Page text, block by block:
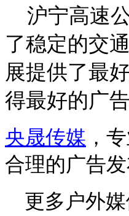
沪宁高速
了稳定的交
展提供了最
得最好的广告
央晟传媒 ，
合理的广告发
更多户外媒